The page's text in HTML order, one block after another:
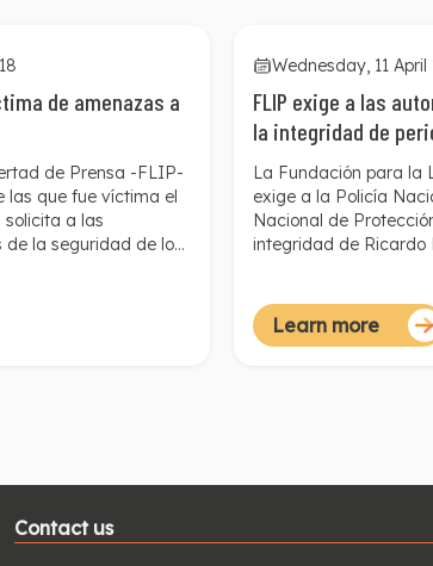
de amenazas a
de Prensa -FLIP-
las que fue víctima el
solicita a las
de la seguridad de los
Wednesday, 11 April
FLIP exige a las
la integridad de
Magdalena Medio
La Fundación para la
exige a la Policía
Nacional de
integridad de Ricardo
Medio.
Learn more
Contact us